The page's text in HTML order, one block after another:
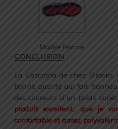
Modèle Femme
CONCLUSION :
La Cascadia de chez
bonne qualité qui fait
des coureurs d’un poids
produit excellent, que je
confortable et assez